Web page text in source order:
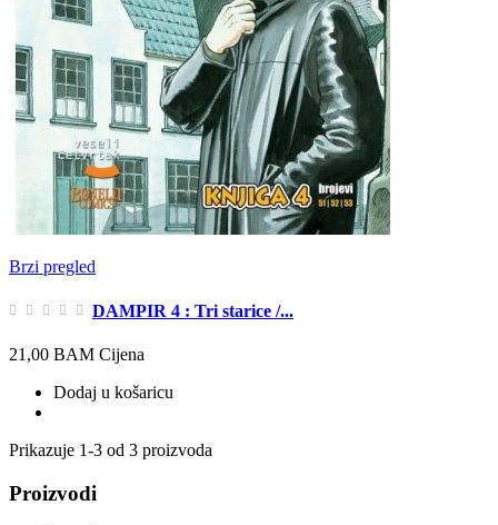
Brzi pregled
DAMPIR 4 : Tri starice /...
21,00 BAM Cijena
Dodaj u košaricu
Prikazuje 1-3 od 3 proizvoda
Proizvodi